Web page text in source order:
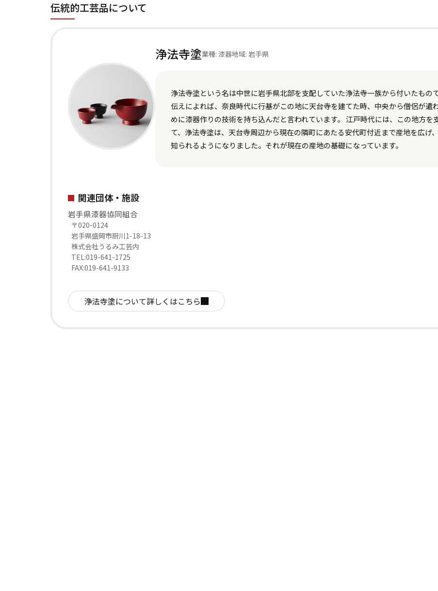
伝統的工芸品について
浄法寺塗業種: 漆器地域: 岩手県
浄法寺塗という名は中世に岩手県北部を支配していた浄法寺一族から付いたもの
伝えによれば、奈良時代に行基がこの地に天台寺を建てた時、中央から僧侶が遣
めに漆器作りの技術を持ち込んだと言われています。 江戸時代には、この地方
て、浄法寺塗は、天台寺周辺から現在の隣町にあたる安代町付近まで産地を広げ
知られるようになりました。それが現在の産地の基礎になっています。
関連団体・施設
岩手県漆器協同組合
〒020-0124
岩手県盛岡市厨川1-18-13
株式会社うるみ工芸内
TEL:019-641-1725
FAX:019-641-9133
浄法寺塗について詳しくはこちら